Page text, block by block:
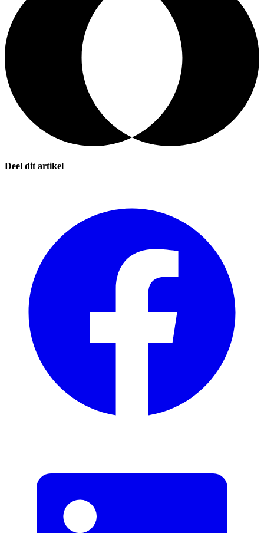
Deel dit artikel